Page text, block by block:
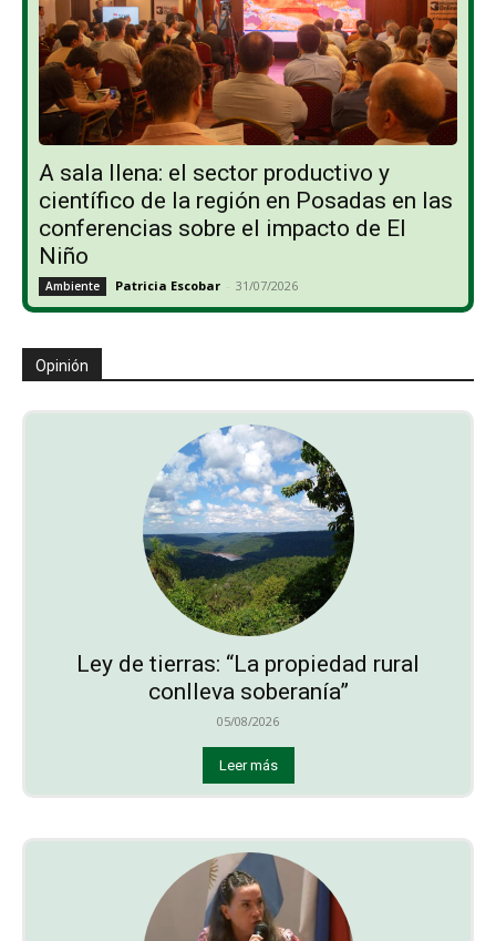
A sala llena: el sector productivo y
científico de la región en Posadas en las
conferencias sobre el impacto de El
Niño
Ambiente Patricia Escobar - 31/07/2026
Opinión
Ley de tierras: “La propiedad rural
conlleva soberanía”
05/08/2026
Leer más